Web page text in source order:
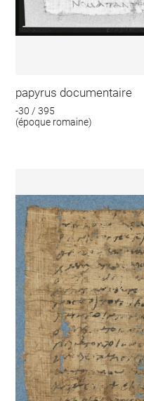
papyrus documentaire
-30 / 395
(époque romaine)